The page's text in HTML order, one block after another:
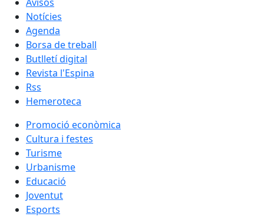
Notícies
Agenda
Borsa de treball
Butlletí digital
Revista l'Espina
Rss
Hemeroteca
Promoció econòmica
Cultura i festes
Turisme
Urbanisme
Educació
Joventut
Esports